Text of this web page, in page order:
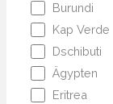
Burundi
Kap Verde
Dschibuti
Ägypten
Eritrea